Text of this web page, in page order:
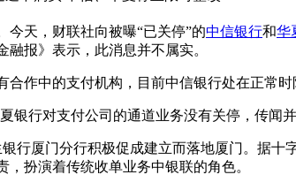
今天，财联社向被曝“已关停”的中信银行和华
报》表示，此消息并不属实。
中的支付机构，目前中信银行处在正常时
行对支付公司的通道业务没有关停，传闻
厦门分行积极促成建立而落地厦门。据十
扮演着传统收单业务中银联的角色。